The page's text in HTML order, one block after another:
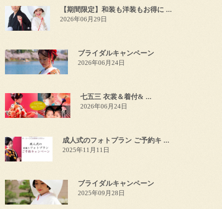
【期間限定】和装も洋装もお得に ...
2026年06月29日
ブライダルキャンペーン
2026年06月24日
七五三 衣裳＆着付& ...
2026年06月24日
成人式のフォトプラン ご予約キ ...
2025年11月11日
ブライダルキャンペーン
2025年09月28日